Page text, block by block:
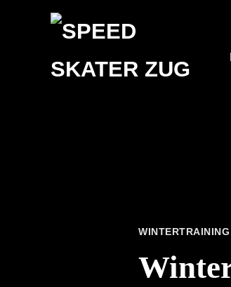
WINTERTRAINING